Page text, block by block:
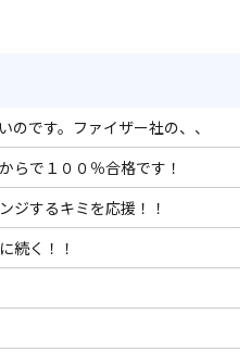
のです。ファイザー社の、、
らで１００％合格です！
ジするキミを応援！！
続く！！